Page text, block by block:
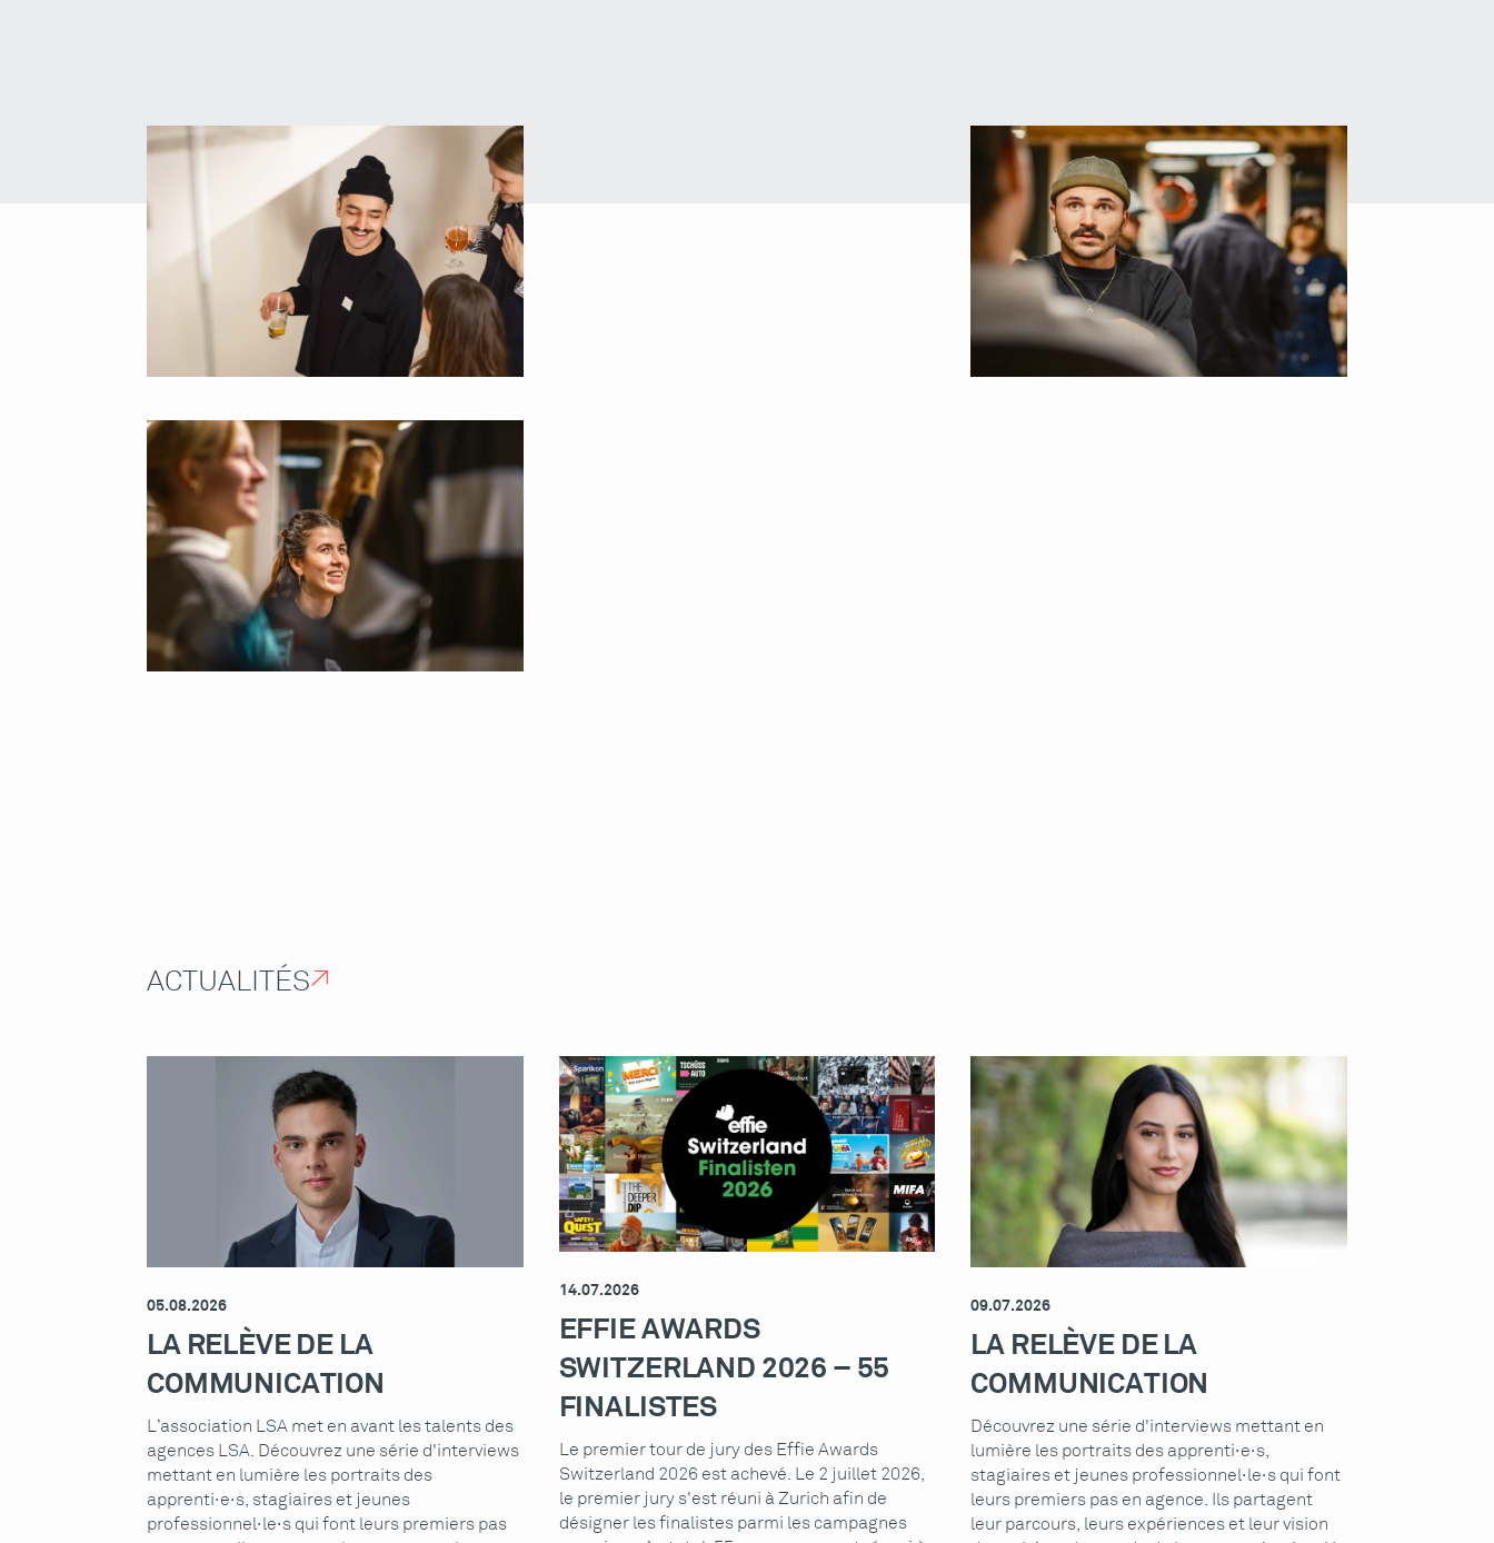
ACTUALITÉS↗
05.08.2026
LA RELÈVE DE LA
COMMUNICATION
L’association LSA met en avant les talents des
agences LSA. Découvrez une série d'interviews
mettant en lumière les portraits des
apprenti·e·s, stagiaires et jeunes
professionnel·le·s qui font leurs premiers pas
14.07.2026
EFFIE AWARDS
SWITZERLAND 2026 – 55
FINALISTES
Le premier tour de jury des Effie Awards
Switzerland 2026 est achevé. Le 2 juillet 2026,
le premier jury s'est réuni à Zurich afin de
désigner les finalistes parmi les campagnes
09.07.2026
LA RELÈVE DE LA
COMMUNICATION
Découvrez une série d'interviews mettant en
lumière les portraits des apprenti·e·s,
stagiaires et jeunes professionnel·le·s qui font
leurs premiers pas en agence. Ils partagent
leur parcours, leurs expériences et leur vision